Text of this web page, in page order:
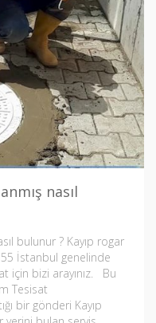
nasıl
bulunur ? Kayıp rogar
İstanbul genelinde
için bizi arayınız. Bu
Tesisat
bir gönderi Kayıp